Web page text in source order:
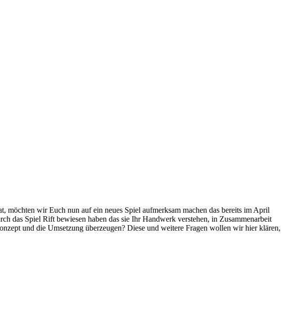
möchten wir Euch nun auf ein neues Spiel aufmerksam machen das bereits im April
das Spiel Rift bewiesen haben das sie Ihr Handwerk verstehen, in Zusammenarbeit
und die Umsetzung überzeugen? Diese und weitere Fragen wollen wir hier klären,